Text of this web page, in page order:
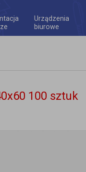
Urządzenia
biurowe
100 sztuk